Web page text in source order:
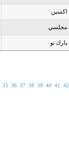
اكسين
مجلسي
پارك نو
35 36 37 38 39 40 41 42